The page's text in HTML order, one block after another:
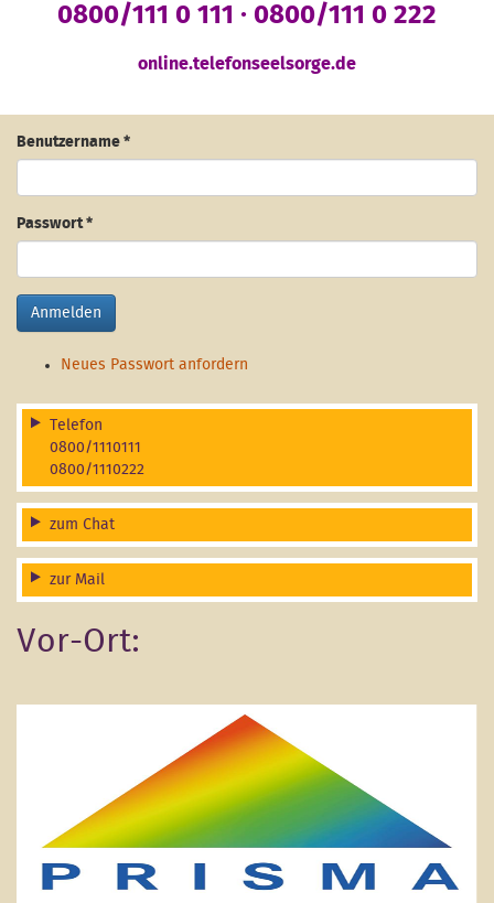
0800/111 0 111 · 0800/111 0 222
online.telefonseelsorge.de
Benutzername *
Passwort*
Anmelden
Neues Passwort anfordern
Telefon
0800/1110111
0800/1110222
zum Chat
zur Mail
Vor-Ort: